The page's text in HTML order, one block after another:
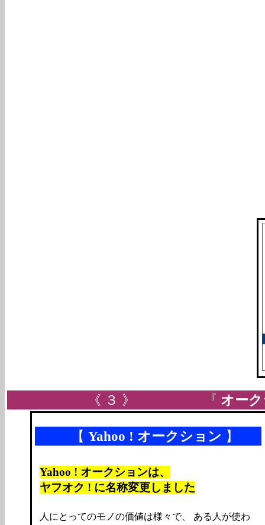
《 ３ 》 『 オー
【 Yahoo ! オークション 】
Yahoo ! オークションは、
ヤフオク ! に名称変更しました
人にとってのモノの価値は様々で、 ある人が使わ